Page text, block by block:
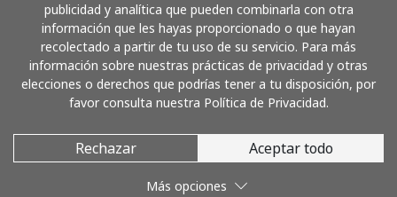
publicidad y analítica que pueden combinarla con otra
información que les hayas proporcionado o que hayan
recolectado a partir de tu uso de su servicio. Para más
información sobre nuestras prácticas de privacidad y otras
elecciones o derechos que podrías tener a tu disposición, por
favor consulta nuestra Política de Privacidad.
Rechazar Aceptar todo
Más opciones
Paga con
© 2026 LlamaElSalvador